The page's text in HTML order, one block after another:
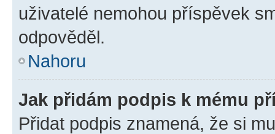
uživatelé nemohou příspěvek
odpověděl.
Nahoru
Jak přidám podpis k mému
Přidat podpis znamená, že si